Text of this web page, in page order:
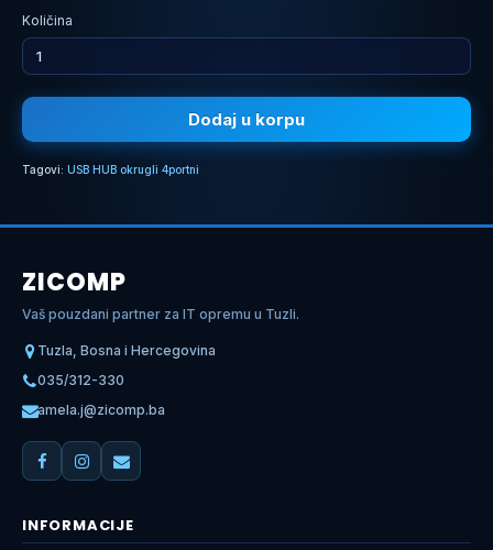
Količina
Dodaj u korpu
Tagovi: USB HUB okrugli 4portni
ZICOMP
Vaš pouzdani partner za IT opremu u Tuzli.
Tuzla, Bosna i Hercegovina
035/312-330
amela.j@zicomp.ba
INFORMACIJE